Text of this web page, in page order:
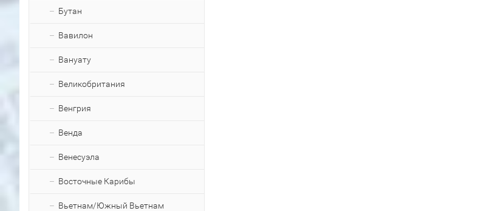
Бутан
Вавилон
Вануату
Великобритания
Венгрия
Венда
Венесуэла
Восточные Карибы
Вьетнам/Южный Вьетнам